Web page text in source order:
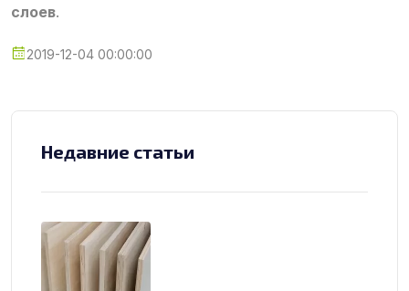
слоев.
2019-12-04 00:00:00
Недавние статьи